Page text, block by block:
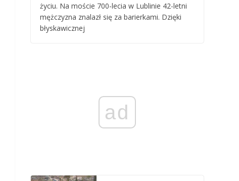
życiu. Na moście 700-lecia w Lublinie 42-letni
mężczyzna znalazł się za barierkami. Dzięki
błyskawicznej
ad